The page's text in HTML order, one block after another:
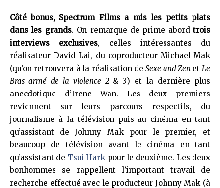
Côté bonus, Spectrum Films a mis les petits plats
dans les grands. On remarque de prime abord trois
interviews exclusives, celles intéressantes du
réalisateur David Lai, du coproducteur Michael Mak
(qu’on retrouvera à la réalisation deSexe and Zen etLe
Bras armé de la violence 2 &3) et la dernière plus
anecdotique d’Irene Wan. Les deux premiers
reviennent sur leurs parcours respectifs, du
journalisme à la télévision puis au cinéma en tant
qu’assistant de Johnny Mak pour le premier, et
beaucoup de télévision avant le cinéma en tant
qu’assistant de Tsui Hark pour le deuxième. Les deux
bonhommes se rappellent l’important travail de
recherche effectué avec le producteur Johnny Mak (à